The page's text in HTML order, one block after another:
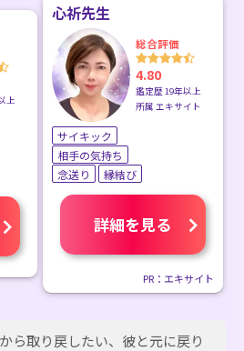
上
心祈先生
総合評価
4.80
鑑定歴 19年以上
所属 エキサイト
サイキック
相手の気持ち
念送り
縁結び
詳細を見る
PR：エキサイト
ら取り戻したい、彼と元に戻り